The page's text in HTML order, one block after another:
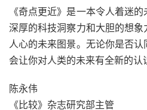
《奇点更近》是一本令人着迷
深厚的科技洞察力和大胆的想
人心的未来图景。无论你是否
会让你对人类的未来有全新的认
陈永伟
《比较》杂志研究部主管